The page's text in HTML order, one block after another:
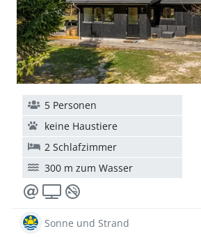
5 Personen
keine Haustiere
2 Schlafzimmer
300 m zum Wasser
Sonne und Strand